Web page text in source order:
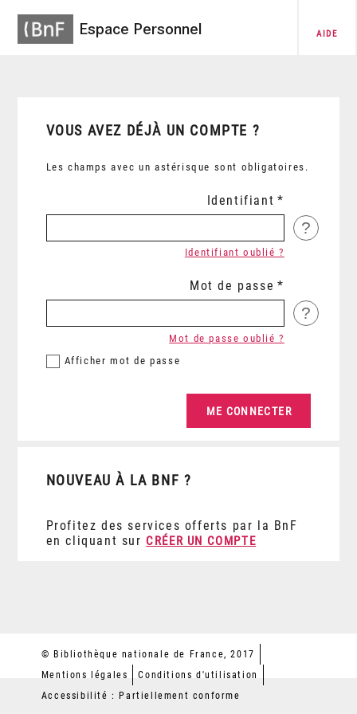
Espace Personnel AIDE
VOUS AVEZ DÉJÀ UN COMPTE ?
Les champs avec un astérisque sont obligatoires.
Identifiant
?
Identifiant oublié ?
Mot de passe
?
Afficher mot de passe
Mot de passe oublié ?
NOUVEAU À LA BNF ?
Profitez des services offerts par la BnF
en cliquant sur CRÉER UN COMPTE
© Bibliothèque nationale de France, 2017
Mentions légales
Conditions d'utilisation
Accessibilité : Partiellement conforme